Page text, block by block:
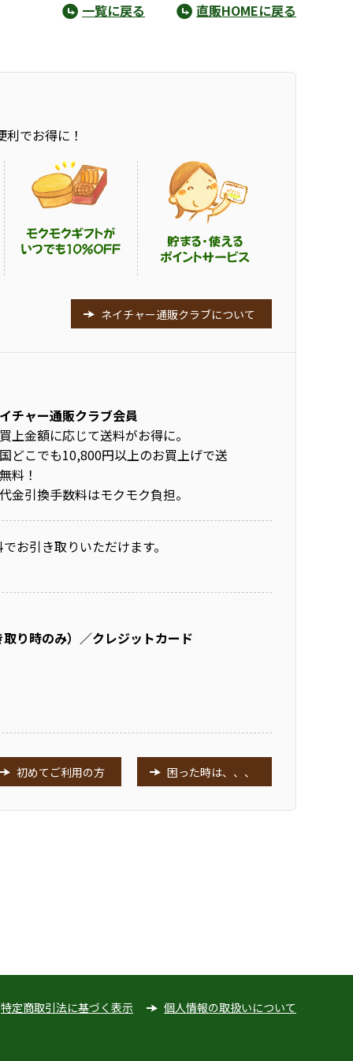
一覧に戻る 直販HOMEに戻る
でお得に！
ネイチャー通販クラブについて
チャー通販クラブ会員
上金額に応じて送料がお得に。
どこでも10,800円以上のお買上げで送
料！
代金引換手数料はモクモク負担。
お引き取りいただけます。
り時のみ）／クレジットカード
初めてご利用の方 困った時は、、、
特定商取引法に基づく表示 個人情報の取扱いについて